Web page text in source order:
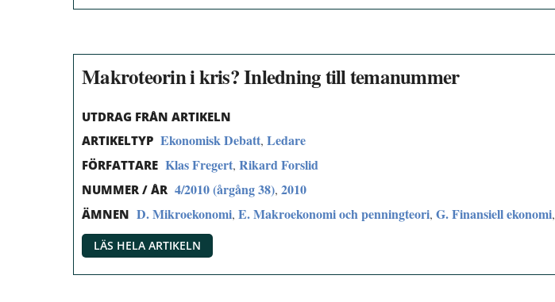
Makroteorin i kris? Inledning till temanummer
UTDRAG FRÅN ARTIKELN
ARTIKELTYP Ekonomisk Debatt, Ledare
FÖRFATTARE Klas Fregert, Rikard Forslid
NUMMER / ÅR 4/2010 (årgång 38), 2010
ÄMNEN D. Mikroekonomi, E. Makroekonomi och penningteori, G. Finansiell ekonomi,
LÄS HELA ARTIKELN